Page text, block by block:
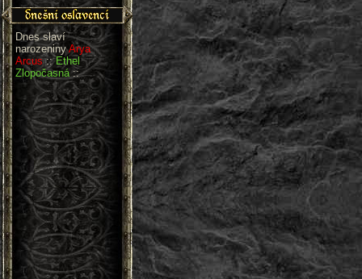
Dnes slaví
narozeninyArya
Arcus::Ethel
Zlopočasná::